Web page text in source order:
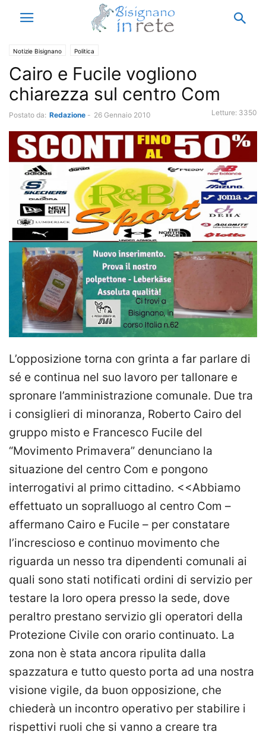
Notizie Bisignano Politica
Cairo e Fucile vogliono
chiarezza sul centro Com
Postato da: Redazione - 26 Gennaio 2010 Letture: 3350
L’opposizione torna con grinta a far parlare di
sé e continua nel suo lavoro per tallonare e
spronare l’amministrazione comunale. Due tra
i consiglieri di minoranza, Roberto Cairo del
gruppo misto e Francesco Fucile del
“Movimento Primavera” denunciano la
situazione del centro Com e pongono
interrogativi al primo cittadino. <<Abbiamo
effettuato un sopralluogo al centro Com –
affermano Cairo e Fucile – per constatare
l’increscioso e continuo movimento che
riguarda un nesso tra dipendenti comunali ai
quali sono stati notificati ordini di servizio per
testare la loro opera presso la sede, dove
peraltro prestano servizio gli operatori della
Protezione Civile con orario continuato. La
zona non è stata ancora ripulita dalla
spazzatura e tutto questo porta ad una nostra
visione vigile, da buon opposizione, che
chiederà un incontro operativo per stabilire i
rispettivi ruoli che si vanno a creare tra